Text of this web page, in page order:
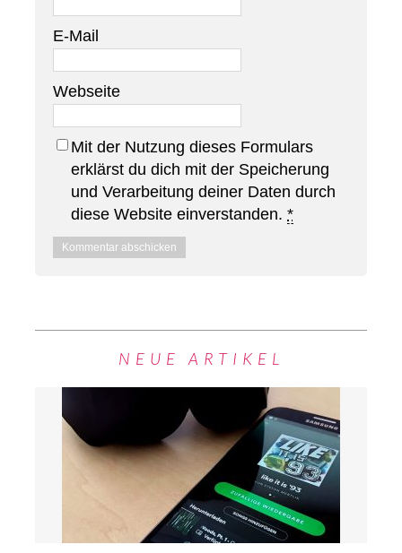
E-Mail
Webseite
Mit der Nutzung dieses Formulars
erklärst du dich mit der Speicherung
und Verarbeitung deiner Daten durch
diese Website einverstanden. *
NEUE ARTIKEL